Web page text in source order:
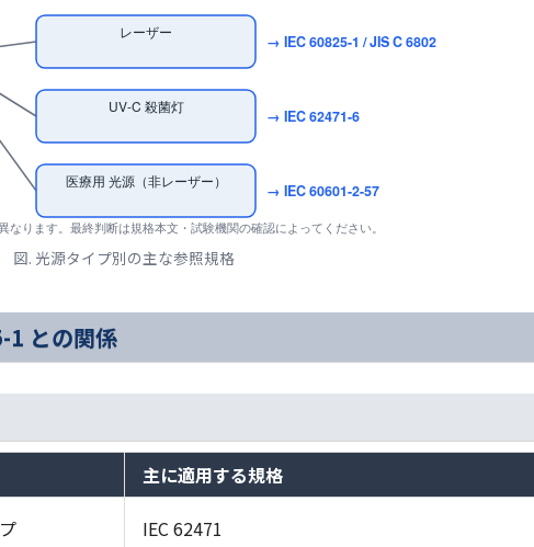
レーザー
→ IEC 60825-1 / JIS C 6802
UV-C 殺菌灯
→ IEC 62471-6
医療用 光源（非レーザー）
→ IEC 60601-2-57
なります。最終判断は規格本文・試験機関の確認によってください。
図. 光源タイプ別の主な参照規格
1 との関係
主に適用する規格
IEC 62471